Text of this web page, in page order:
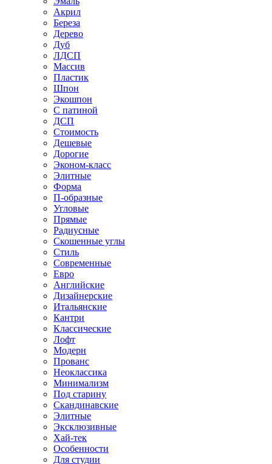
Акрил
Береза
Дерево
Дуб
ЛДСП
Массив
Пластик
Шпон
Экошпон
С патиной
ДСП
Стоимость
Дешевые
Дорогие
Эконом-класс
Элитные
Форма
П-образные
Угловые
Прямые
Радиусные
Скошенные углы
Стиль
Современные
Евро
Английские
Дизайнерские
Итальянские
Кантри
Классические
Лофт
Модерн
Прованс
Неоклассика
Минимализм
Под старину
Скандинавские
Элитные
Эксклюзивные
Хай-тек
Особенности
Для студии